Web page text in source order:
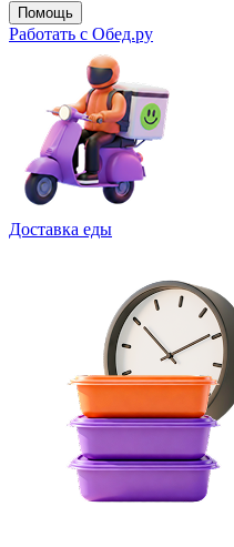
Помощь
Работать с Обед.ру
Доставка еды